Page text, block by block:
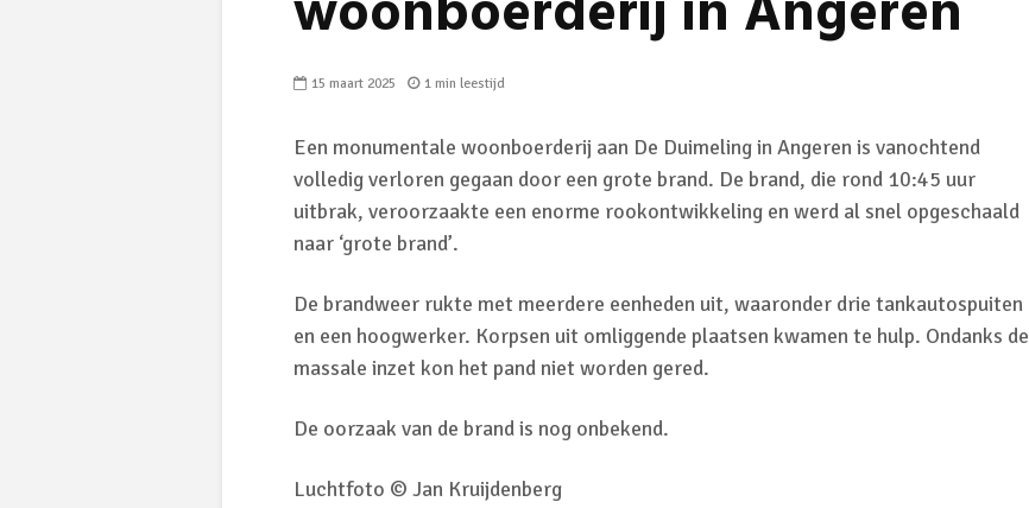
15 maart 2025 1 min leestijd
Een monumentale woonboerderij aan De Duimeling in Angeren is vanochtend
volledig verloren gegaan door een grote brand. De brand, die rond 10:45 uur
uitbrak, veroorzaakte een enorme rookontwikkeling en werd al snel opgeschaald
naar ‘grote brand’.
De brandweer rukte met meerdere eenheden uit, waaronder drie tankautospuiten
en een hoogwerker. Korpsen uit omliggende plaatsen kwamen te hulp. Ondanks de
massale inzet kon het pand niet worden gered.
De oorzaak van de brand is nog onbekend.
Luchtfoto © Jan Kruijdenberg